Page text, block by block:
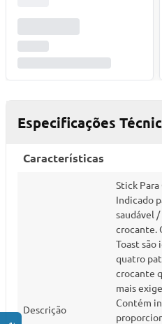
Especificações
Características
Descrição
Stick Para
Indicado
saudável
crocante.
Toast são
quatro
crocante
mais
Contém